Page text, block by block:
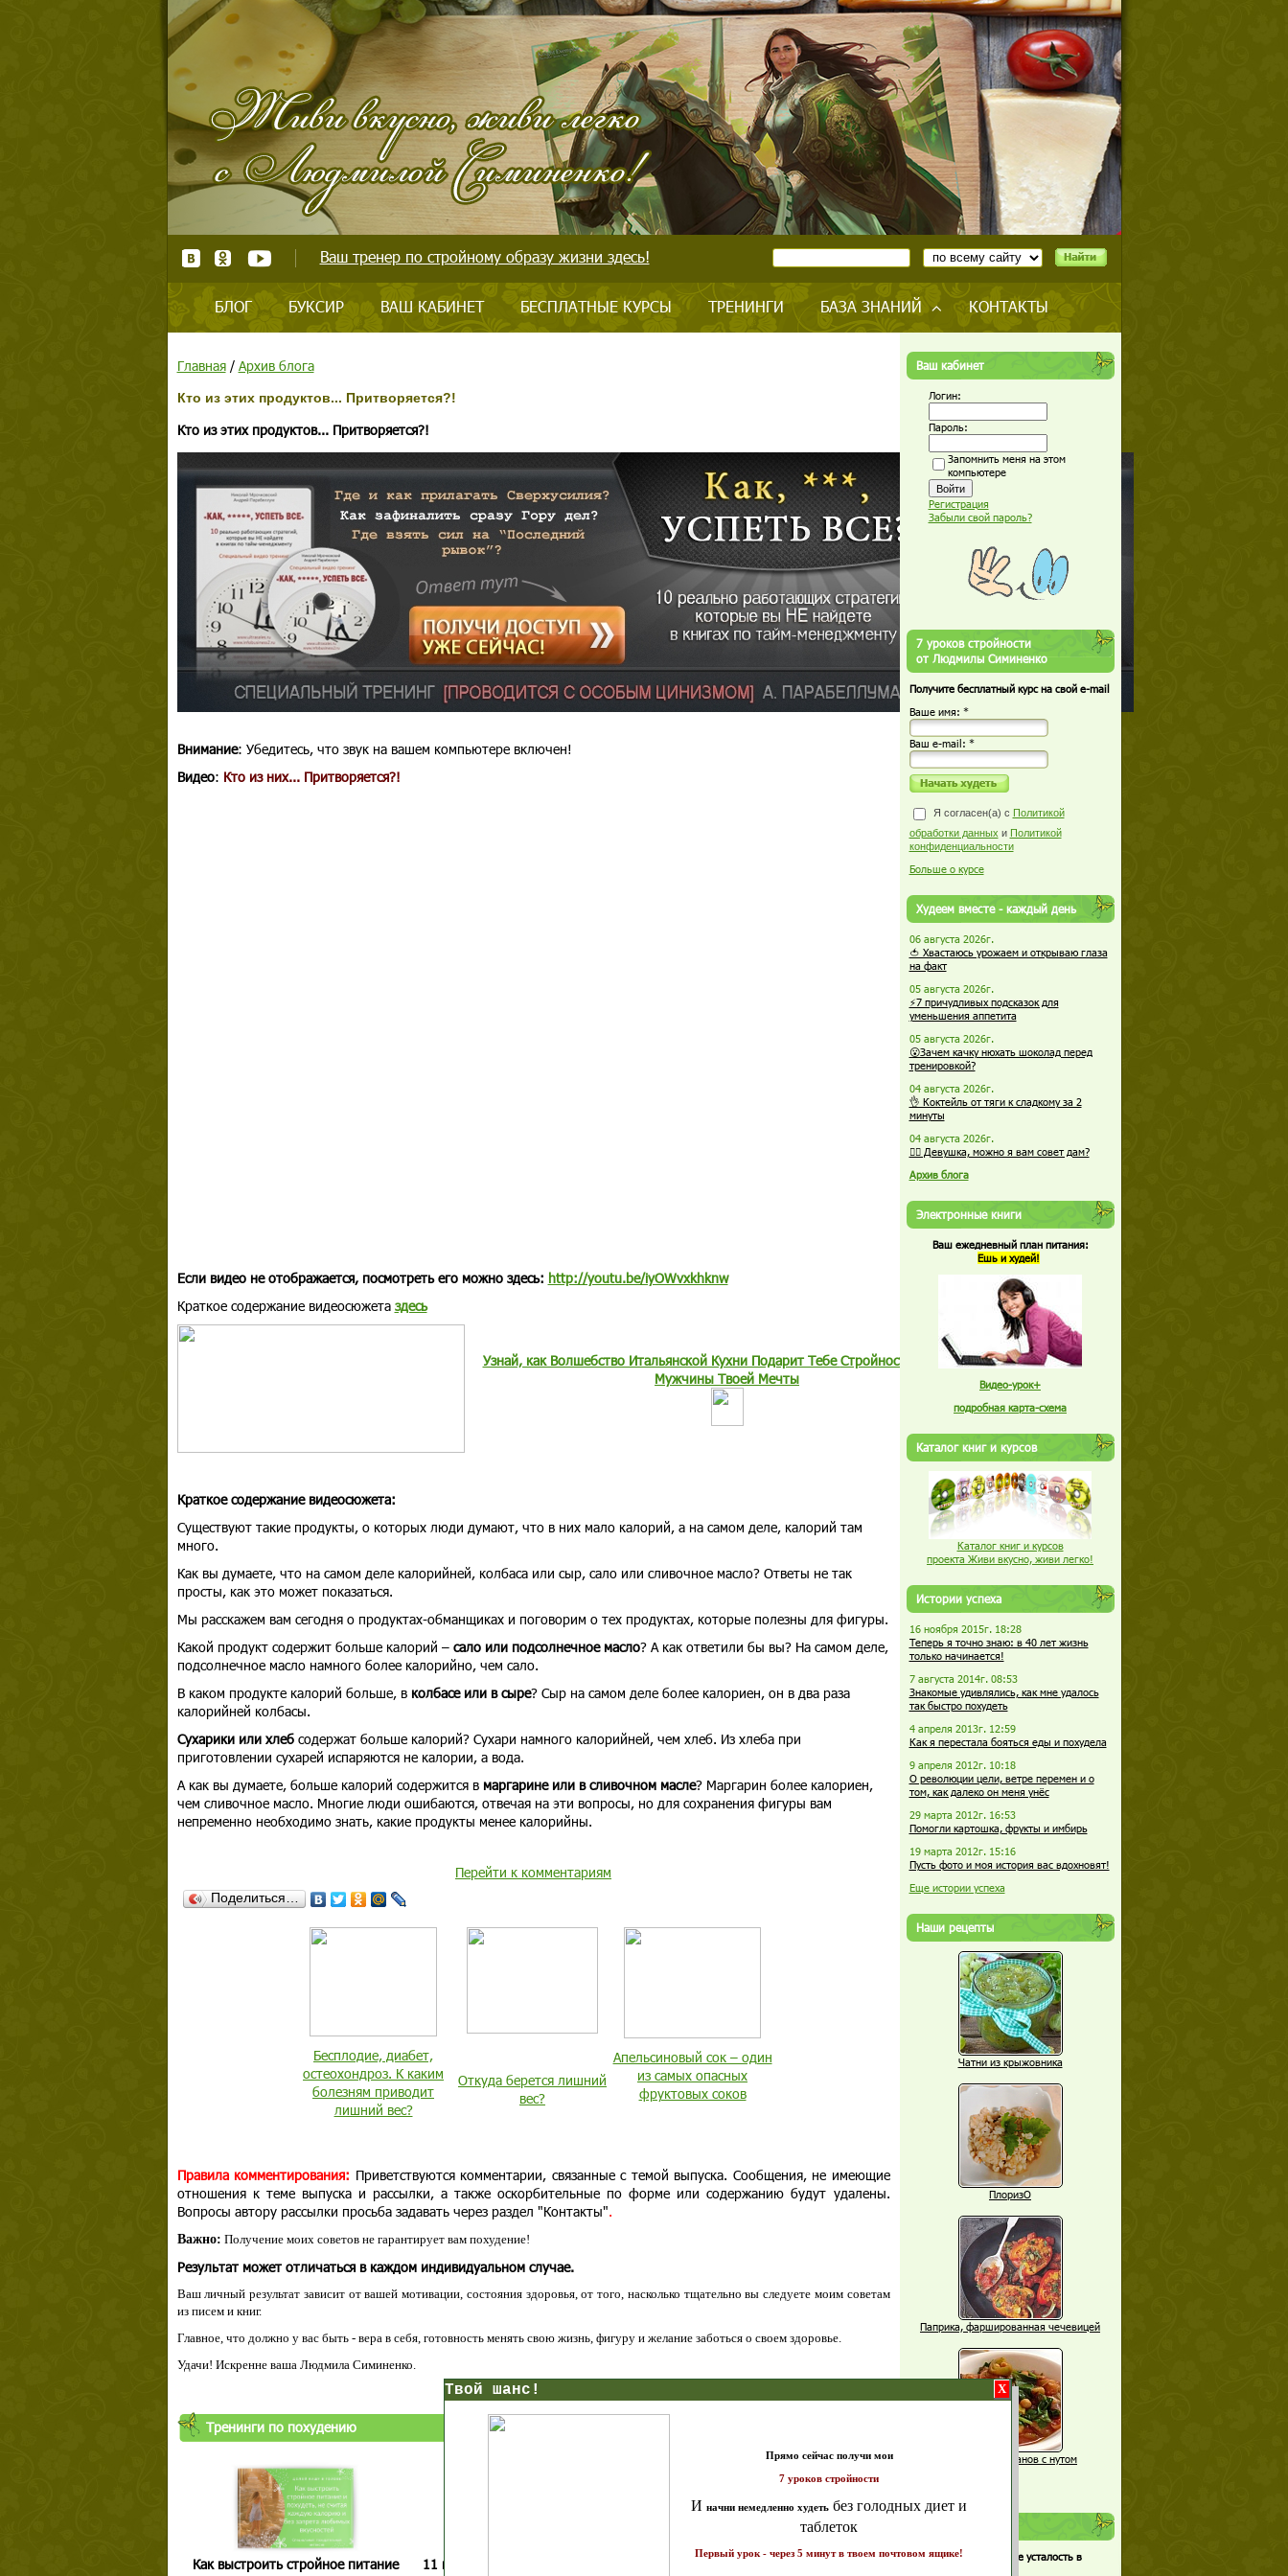
Ваш тренер по стройному образу жизни здесь!
БЛОГ БУКСИР ВАШ КАБИНЕТ БЕСПЛАТНЫЕ КУРСЫ ТРЕНИНГИ БАЗА ЗНАНИЙ КОНТАКТЫ
Главная/ Архив блога
Кто из этих продуктов... Притворяется?!
Кто из этих продуктов... Притворяется?!
Внимание: Убедитесь, что звук на вашем компьютере включен!
Видео: Кто из них... Притворяется?!
Если видео не отображается, посмотреть его можно здесь: http://youtu.be/iyOWvxkhknw
Краткое содержание видеосюжета здесь
Узнай, как Волшебство Итальянской Кухни Подарит ТебеСтройность
Сердце
Мужчины Твоей Мечты
Краткое содержание видеосюжета:
Существуют такие продукты, о которых люди думают, что в них мало калорий, а на самом деле, калорий там
много.
Как вы думаете, что на самом деле калорийней, колбаса или сыр, сало или сливочное масло? Ответы не так
просты, как это может показаться.
Мы расскажем вам сегодня о продуктах-обманщиках и поговорим о тех продуктах, которые полезны для фигуры.
Какой продукт содержит больше калорий – сало или подсолнечное масло? А как ответили бы вы? На самом деле,
подсолнечное масло намного более калорийно, чем сало.
В каком продукте калорий больше, в колбасе или в сыре? Сыр на самом деле более калориен, он в два раза
калорийней колбасы.
Сухарики или хлебсодержат больше калорий? Сухари намного калорийней, чем хлеб. Из хлеба при
приготовлении сухарей испаряются не калории, а вода.
А как вы думаете, больше калорий содержится в маргарине или в сливочном масле? Маргарин более калориен,
чем сливочное масло. Многие люди ошибаются, отвечая на эти вопросы, но для сохранения фигуры вам
непременно необходимо знать, какие продукты менее калорийны.
Перейти к комментариям
Поделиться…
Бесплодие, диабет,
остеохондроз. К каким
болезням приводит
лишний вес?
Откуда берется лишний
вес?
Апельсиновый сок – один
из самых опасных
фруктовых соков
Правила комментирования: Приветствуются комментарии, связанные с темой выпуска. Сообщения, не имеющие
отношения к теме выпуска и рассылки, а также оскорбительные по форме или содержанию будут удалены.
Вопросы автору рассылки просьба задавать через раздел "Контакты".
Важно: Получение моих советов не гарантирует вам похудение!
Результат может отличаться в каждом индивидуальном случае.
Ваш личный результат зависит от вашей мотивации, состояния здоровья, от того, насколько тщательно вы следуете моим советам
из писем и книг.
Главное, что должно у вас быть - вера в себя, готовность менять свою жизнь, фигуру и желание заботься о своем здоровье.
Удачи! Искренне ваша Людмила Симиненко.
Тренинги по похудению
Как выстроить стройное питание
11 каратов стройности для занятых
Как запустить жиросжигание за 7
Ваш кабинет
Логин:
Пароль:
Запомнить меня на этом
компьютере
Регистрация
Забыли свой пароль?
7 уроков стройности
от Людмилы Симиненко
Получите бесплатный курс на свой e-mail
Ваше имя: *
Ваш е-mail: *
Я согласен(а) с Политикой
обработки данных и Политикой
конфиденциальности
Больше о курсе
Худеем вместе - каждый день
06 августа 2026г.
🍅 Хвастаюсь урожаем и открываю глаза
на факт
05 августа 2026г.
⚡7 причудливых подсказок для
уменьшения аппетита
05 августа 2026г.
😮Зачем качку нюхать шоколад перед
тренировкой?
04 августа 2026г.
👌 Коктейль от тяги к сладкому за 2
минуты
04 августа 2026г.
🏋️‍♀️ Девушка, можно я вам совет дам?
Архив блога
Электронные книги
Ваш ежедневный план питания:
Ешь и худей!
Видео-урок+
подробная карта-схема
Каталог книг и курсов
Каталог книг и курсов
проекта Живи вкусно, живи легко!
Истории успеха
16 ноября 2015г. 18:28
Теперь я точно знаю: в 40 лет жизнь
только начинается!
7 августа 2014г. 08:53
Знакомые удивлялись, как мне удалось
так быстро похудеть
4 апреля 2013г. 12:59
Как я перестала бояться еды и похудела
9 апреля 2012г. 10:18
О революции цели, ветре перемен и о
том, как далеко он меня унёс
29 марта 2012г. 16:53
Помогли картошка, фрукты и имбирь
19 марта 2012г. 15:16
Пусть фото и моя история вас вдохновят!
Еще истории успеха
Наши рецепты
Чатни из крыжовника
ПлоризО
Паприка, фаршированная чечевицей
Рагу из баклажанов с нутом
Часто ли вы чувствуете усталость в
Твой шанс!
Прямо сейчас получи мои
7 уроков стройности
начни немедленно худетьбез голодных диет и
Первый урок - через 5 минут в твоем почтовом ящике!